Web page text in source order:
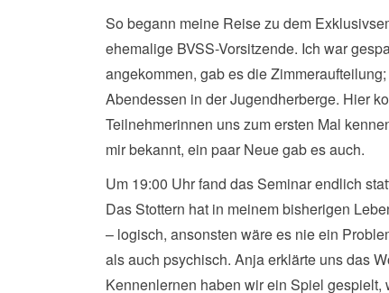
So begann meine Reise zu dem
ehemalige BVSS-Vorsitzende. Ich war
angekommen, gab es die
Abendessen in der Jugendherberge. Hier
Teilnehmerinnen uns zum ersten Mal
mir bekannt, ein paar Neue gab es auch.
Um 19:00 Uhr fand das Seminar endlich
Das Stottern hat in meinem bisherigen
– logisch, ansonsten wäre es nie ein
als auch psychisch. Anja erklärte uns das
Kennenlernen haben wir ein Spiel gespielt,